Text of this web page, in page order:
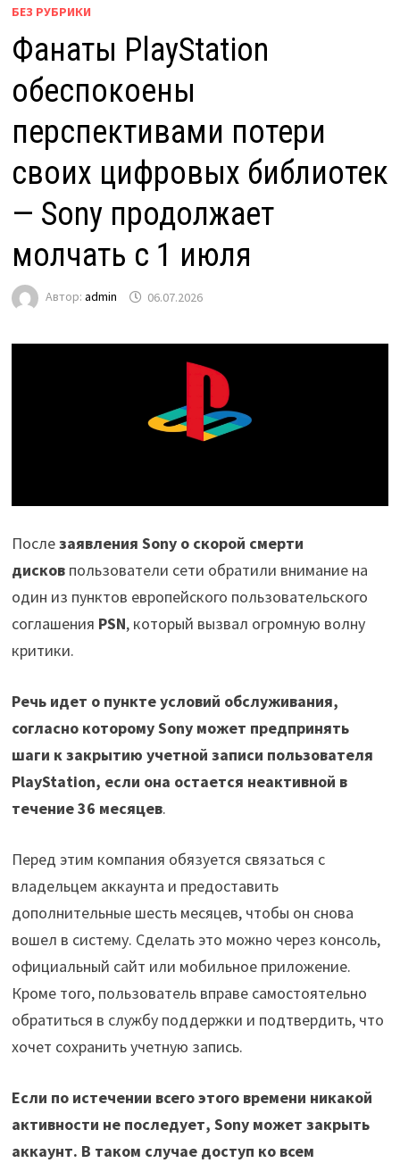
БЕЗ РУБРИКИ
Фанаты PlayStation
обеспокоены
перспективами потери
своих цифровых библиотек
— Sony продолжает
молчать с 1 июля
Автор: admin 06.07.2026
Послезаявления Sony о скорой смерти
дисковпользователи сети обратили внимание на
один из пунктов европейского пользовательского
соглашения PSN, который вызвал огромную волну
критики.
Речь идет о пункте условий обслуживания,
согласно которому Sony может предпринять
шаги к закрытию учетной записи пользователя
PlayStation, если она остается неактивной в
течение 36 месяцев.
Перед этим компания обязуется связаться с
владельцем аккаунта и предоставить
дополнительные шесть месяцев, чтобы он снова
вошел в систему. Сделать это можно через консоль,
официальный сайт или мобильное приложение.
Кроме того, пользователь вправе самостоятельно
обратиться в службу поддержки и подтвердить, что
хочет сохранить учетную запись.
Если по истечении всего этого времени никакой
активности не последует, Sony может закрыть
аккаунт. В таком случае доступ ко всем